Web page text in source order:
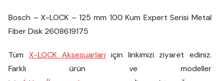
Bosch – X-LOCK – 125 mm 100 Kum Expert Serisi Metal
Fiber Disk 2608619175
Tüm X-LOCK Aksesuarları için linkimizi ziyaret ediniz.
Farklı ürün ve modeller